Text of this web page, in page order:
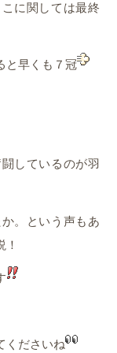
に関しては最終
と早くも７冠
しているのが羽
。という声もあ
くださいね